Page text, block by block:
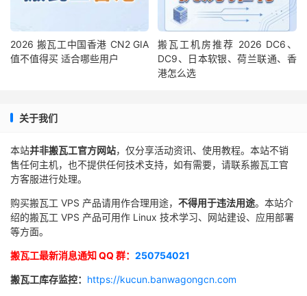
2026 搬瓦工中国香港 CN2 GIA
值不值得买 适合哪些用户
搬瓦工机房推荐 2026 DC6、
DC9、日本软银、荷兰联通、香
港怎么选
关于我们
本站并非搬瓦工官方网站，仅分享活动资讯、使用教程。本站不销
售任何主机，也不提供任何技术支持，如有需要，请联系搬瓦工官
方客服进行处理。
购买搬瓦工 VPS 产品请用作合理用途， 不得用于违法用途。本站介
绍的搬瓦工 VPS 产品可用作 Linux 技术学习、网站建设、应用部署
等方面。
搬瓦工最新消息通知 QQ 群： 250754021
搬瓦工库存监控： https://kucun.banwagongcn.com